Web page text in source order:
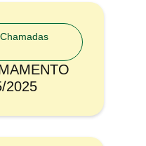
Chamadas
2025